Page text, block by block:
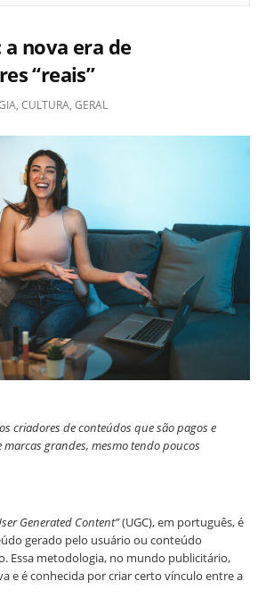
a nova era de
“reais”
, CULTURA, GERAL
criadores de conteúdos que são pagos e
marcas grandes, mesmo tendo poucos
Generated Content”(UGC), em português, é
gerado pelo usuário ou conteúdo
Essa metodologia, no mundo publicitário,
e é conhecida por criar certo vínculo entre a